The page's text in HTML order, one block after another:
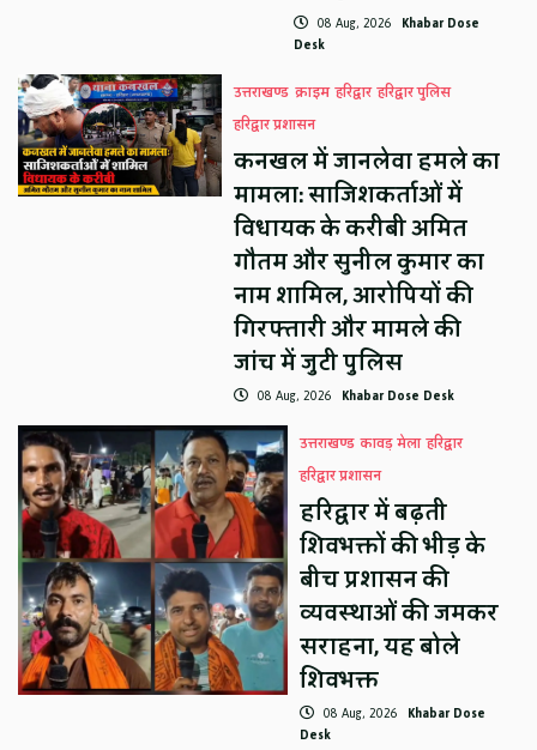
08 Aug, 2026 Khabar Dose
Desk
उत्तराखण्ड क्राइम हरिद्वार हरिद्वार पुलिस
हरिद्वार प्रशासन
कनखल में जानलेवा हमले का
मामला: साजिशकर्ताओं में
विधायक के करीबी अमित
गौतम और सुनील कुमार का
नाम शामिल, आरोपियों की
गिरफ्तारी और मामले की
जांच में जुटी पुलिस
08 Aug, 2026 Khabar Dose Desk
उत्तराखण्ड कावड़ मेला हरिद्वार
हरिद्वार प्रशासन
हरिद्वार में बढ़ती
शिवभक्तों की भीड़ के
बीच प्रशासन की
व्यवस्थाओं की जमकर
सराहना, यह बोले
शिवभक्त
08 Aug, 2026 Khabar Dose
Desk